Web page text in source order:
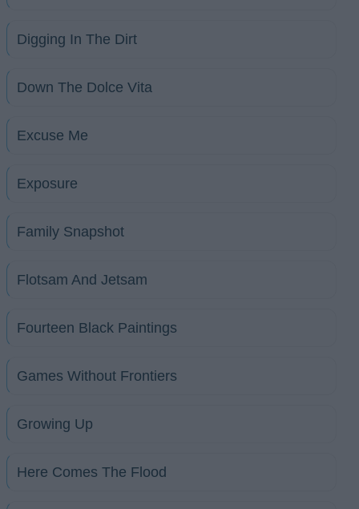
Digging In The Dirt
Down The Dolce Vita
Excuse Me
Exposure
Family Snapshot
Flotsam And Jetsam
Fourteen Black Paintings
Games Without Frontiers
Growing Up
Here Comes The Flood